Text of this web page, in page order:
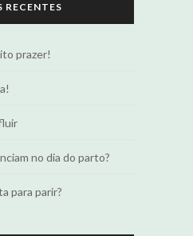
RECENTES
prazer!
no dia do parto?
para parir?